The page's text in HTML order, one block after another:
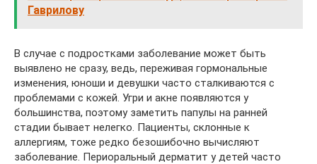
Гаврилову
В случае с подростками заболевание может быть
выявлено не сразу, ведь, переживая гормональные
изменения, юноши и девушки часто сталкиваются с
проблемами с кожей. Угри и акне появляются у
большинства, поэтому заметить папулы на ранней
стадии бывает нелегко. Пациенты, склонные к
аллергиям, тоже редко безошибочно вычисляют
заболевание. Периоральный дерматит у детей часто